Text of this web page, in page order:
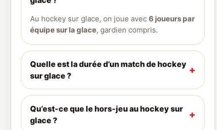
Au hockey sur glace, on joue avec 6 joueurs par
équipe sur la glace, gardien compris.
Quelle est la durée d’un match de hockey
sur glace ?
Qu’est-ce que le hors-jeu au hockey sur
glace ?